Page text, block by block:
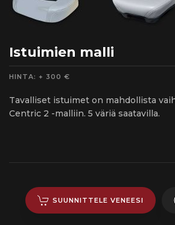
Istuimien malli
HINTA: + 300 €
Tavalliset istuimet on mahdollista
Centric 2 -malliin. 5 väriä saatavilla.
SUUNNITTELE VENEESI